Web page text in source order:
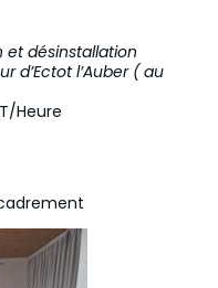
et désinstallation
d’Ectot l’Auber ( au
Heure